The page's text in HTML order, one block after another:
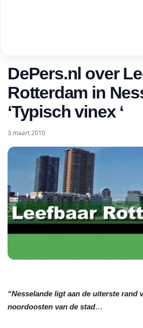
DePers.nl over
Rotterdam in
‘Typisch vinex ‘
3 maart 2010
“Nesselande ligt aan de uiterste rand
noordoosten van de stad…